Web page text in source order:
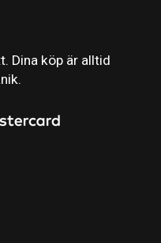
Dina köp är alltid